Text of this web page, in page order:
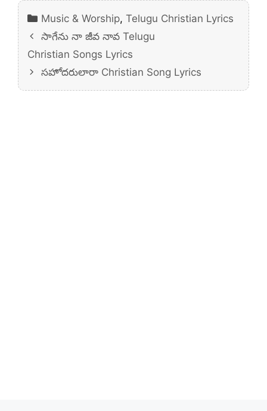
Categories
Music & Worship,Telugu Christian Lyrics
సాగేను నా జీవ నావ Telugu
Christian Songs Lyrics
సహోదరులారా Christian Song Lyrics